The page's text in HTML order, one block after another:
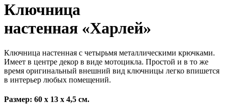
Ключница
настенная «Харлей»
Ключница настенная с четырьмя металлическими крючками.
Имеет в центре декор в виде мотоцикла. Простой и в то же
время оригинальный внешний вид ключницы легко впишется
в интерьер любых помещений.
Размер: 60 х 13 х 4,5 см.